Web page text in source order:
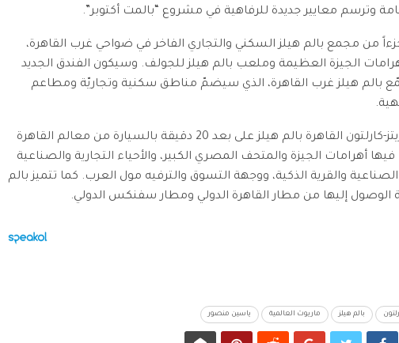
وترسم معايير جديدة للرفاهية في مشروع “بالمت أكتوبر”.
من مجمع بالم هيلز السكني والتجاري الفاخر في ضواحي غرب القاهرة،
الجيزة العظيمة وملعب بالم هيلز للجولف. وسيكون الفندق الجديد
بالم هيلز غرب القاهرة، الذي سيضمّ مناطق سكنية وتجاريّة ومطاعم
يقع فندق الريتز-كارلتون القاهرة بالم هيلز على بعد 20 دقيقة بالسيارة من معالم القاهرة
أهرامات الجيزة والمتحف المصري الكبير، والأحياء التجارية والصناعية
والقرية الذكية، ووجهة التسوق والترفيه مول العرب. كما تتميز بالم
الوصول إليها من مطار القاهرة الدولي ومطار سفنكس الدولي.
بالم هيلز ماريوت العالمية ياسين منصور